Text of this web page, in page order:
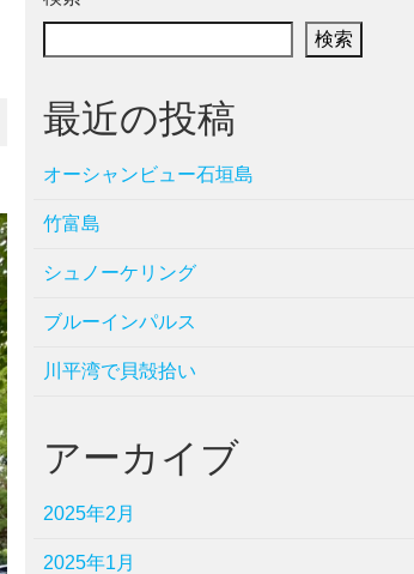
検索
最近の投稿
オーシャンビュー石垣島
竹富島
シュノーケリング
ブルーインパルス
川平湾で貝殻拾い
アーカイブ
2025年2月
2025年1月